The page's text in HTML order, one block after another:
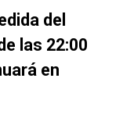
del
las 22:00
en